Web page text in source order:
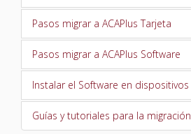
Pasos migrar a ACAPlus Tarjeta
Pasos migrar a ACAPlus Software
Instalar el Software en dispositivos
Guías y tutoriales para la migración